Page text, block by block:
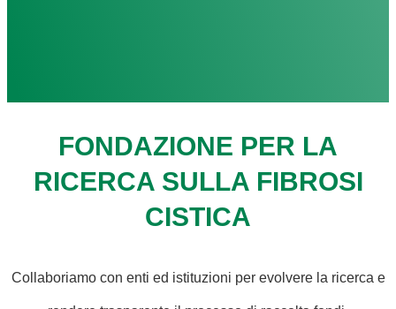
FONDAZIONE PER LA
RICERCA SULLA FIBROSI
CISTICA
Collaboriamo con enti ed istituzioni per evolvere la ricerca e